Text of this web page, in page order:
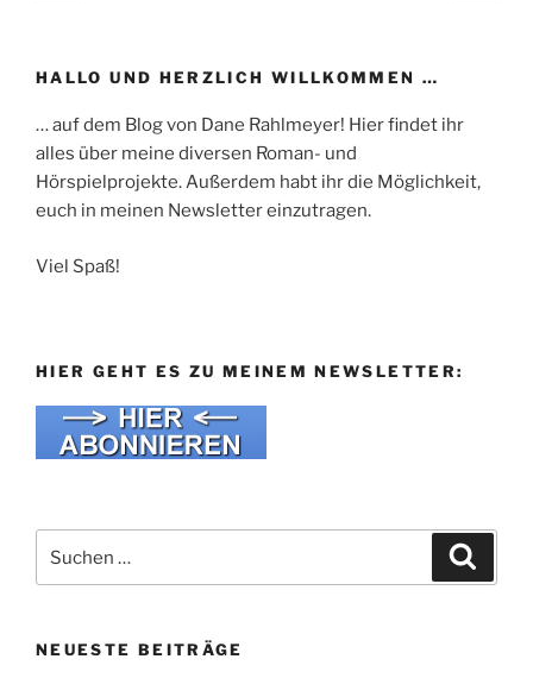
HALLO UND HERZLICH WILLKOMMEN …
… auf dem Blog von Dane Rahlmeyer! Hier findet ihr
alles über meine diversen Roman- und
Hörspielprojekte. Außerdem habt ihr die Möglichkeit,
euch in meinen Newsletter einzutragen.
Viel Spaß!
HIER GEHT ES ZU MEINEM NEWSLETTER:
nach:
NEUESTE BEITRÄGE